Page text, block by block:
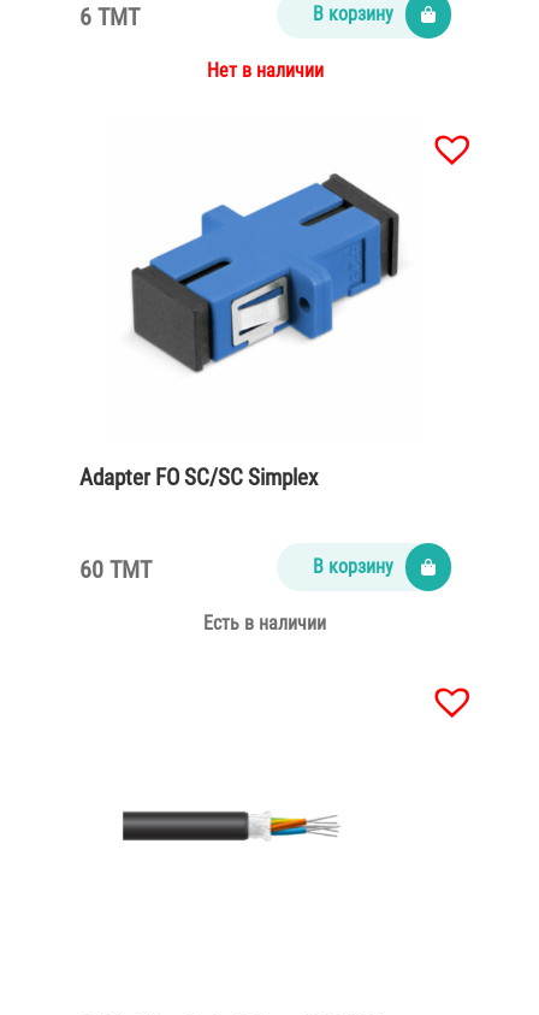
6 TMT В корзину
Нет в наличии
Adapter FO SC/SC Simplex
60 TMT В корзину
Есть в наличии